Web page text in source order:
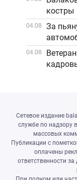
костры
04.08
За
04.08
Сетевое издание
службе по надзору
массовых
Публикации с
оплачены
ответственности